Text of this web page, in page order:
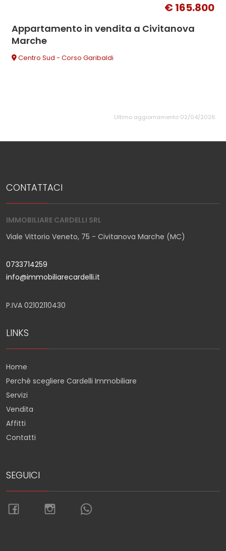
€ 165.800
Appartamento in vendita a Civitanova
Marche
Centro Sud - Corso Garibaldi
Ultimo aggiornamento 02/04/2026
CONTATTACI
IMMOBILIARE CARDELLI SRL
Viale Vittorio Veneto, 75 - Civitanova Marche (MC)
0733714259
info@immobiliarecardelli.it
P.IVA 02102110430
LINKS
Home
Perchè scegliere Cardelli Immobiliare
Servizi
Vendita
Affitti
Contatti
SEGUICI